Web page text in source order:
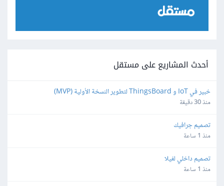
أحدث المشاريع على مستقل
خبير في IoT و ThingsBoard لتطوير النسخة الأولية (MVP)
منذ 30 دقيقة
تصميم جرافيك
منذ 1 ساعة
تصميم داخلي لفيلا
منذ 1 ساعة